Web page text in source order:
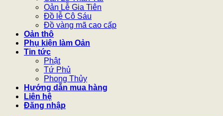
Oản Lễ Gia Tiên
Đồ lễ Cô Sáu
Đồ vàng mã cao cấp
Oản thô
Phụ kiện làm Oản
Tin tức
Phật
Tứ Phủ
Phong Thủy
Hướng dẫn mua hàng
Liên hệ
Đăng nhập